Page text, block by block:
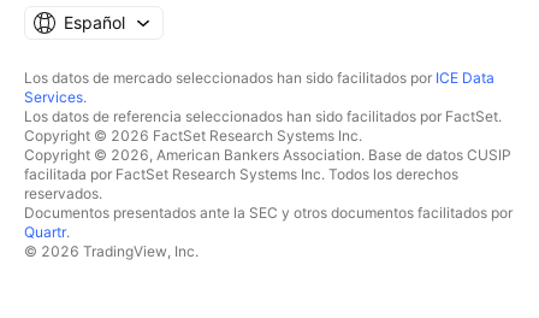
Español
Los datos de mercado seleccionados han sido facilitados por ICE Data
Services.
Los datos de referencia seleccionados han sido facilitados por FactSet.
Copyright © 2026 FactSet Research Systems Inc.
Copyright © 2026, American Bankers Association. Base de datos CUSIP
facilitada por FactSet Research Systems Inc. Todos los derechos
reservados.
Documentos presentados ante la SEC y otros documentos facilitados por
Quartr.
© 2026 TradingView, Inc.